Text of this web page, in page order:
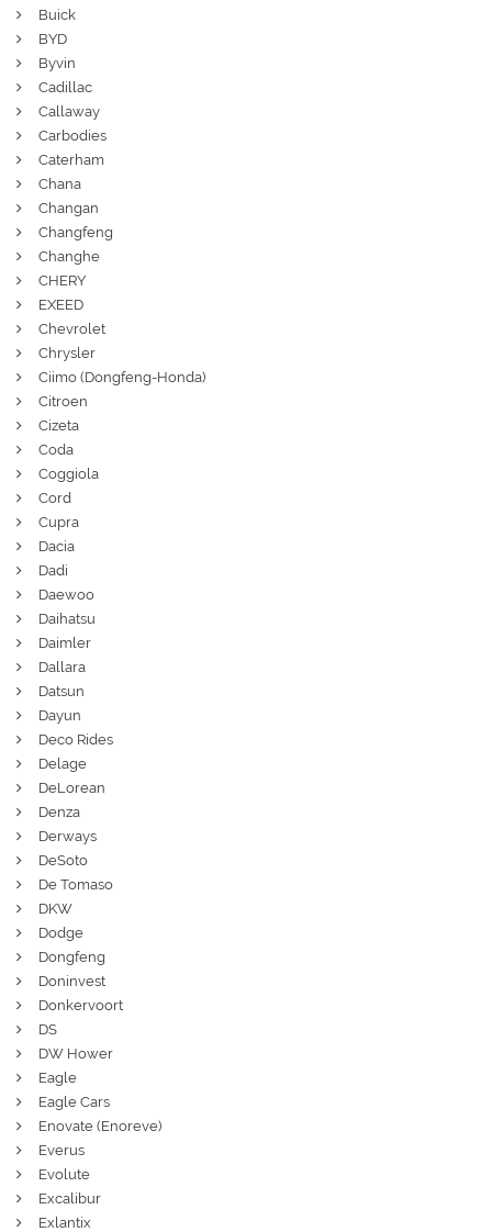
Buick
BYD
Byvin
Cadillac
Callaway
Carbodies
Caterham
Chana
Changan
Changfeng
Changhe
CHERY
EXEED
Chevrolet
Chrysler
Ciimo (Dongfeng-Honda)
Citroen
Cizeta
Coda
Coggiola
Cord
Cupra
Dacia
Dadi
Daewoo
Daihatsu
Daimler
Dallara
Datsun
Dayun
Deco Rides
Delage
DeLorean
Denza
Derways
DeSoto
De Tomaso
DKW
Dodge
Dongfeng
Doninvest
Donkervoort
DS
DW Hower
Eagle
Eagle Cars
Enovate (Enoreve)
Everus
Evolute
Excalibur
Exlantix